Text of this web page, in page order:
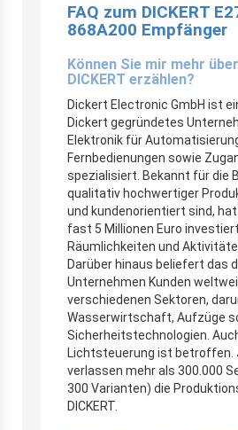
FAQ zum DICKERT
868A200 Empfänger
Können Sie mir mehr
DICKERT erzählen?
Dickert Electronic GmbH ist
Dickert gegründetes
Elektronik für
Fernbedienungen sowie
spezialisiert. Bekannt für die
qualitativ hochwertiger
und kundenorientiert sind, hat
fast 5 Millionen Euro
Räumlichkeiten und
Darüber hinaus beliefert das
Unternehmen Kunden
verschiedenen Sektoren,
Wasserwirtschaft, Aufzüge
Sicherheitstechnologien.
Lichtsteuerung ist betroffen.
verlassen mehr als 300.000
300 Varianten) die
DICKERT.